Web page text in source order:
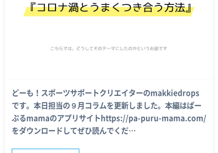
どーも！スポーツサポートクリエイターのmakkiedrops
です。本日担当の９月コラムを更新しました。本編はぱー
ぷるmamaのアプリサイトhttps://pa-puru-mama.com/
をダウンロードしてぜひ読んでくだ…